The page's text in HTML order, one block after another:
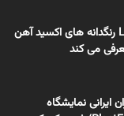
اختصاصی بسپار/ LANXESS رنگدانه های اکسید آهن
می کند
ایرانی نمایشگاه